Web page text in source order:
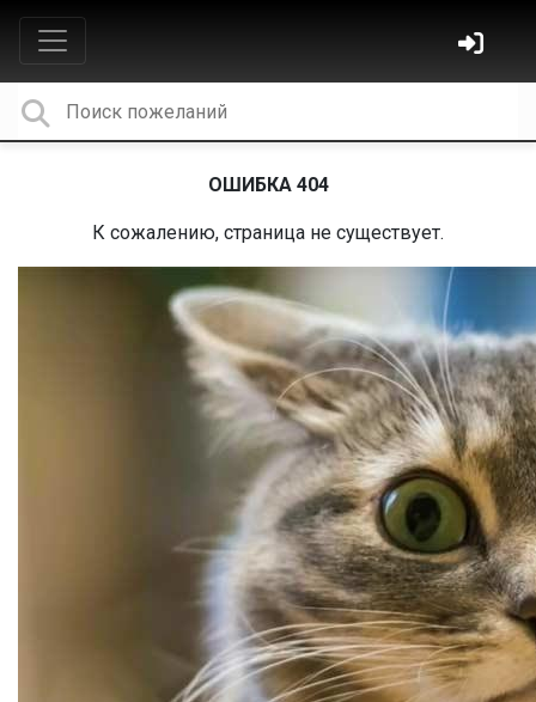
ОШИБКА 404
К сожалению, страница не существует.